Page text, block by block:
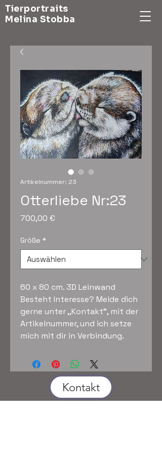
Tierportraits
Melina Stobba
Artikelnummer: 23
Otterliebe Nr:23
700,00 €
Größe *
60 x 80 cm. 3D Leinwand
Besteht Interesse? Melde dich
gerne unter ,,Kontakt", mit der
Artikelnummer, und ich setze
mich mit dir in Verbindung.
Kontakt